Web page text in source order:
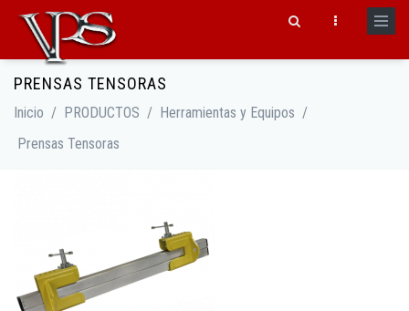
Pasar al contenido principal
Formulario de búsqueda
PRENSAS TENSORAS
Inicio / PRODUCTOS / Herramientas y Equipos /
Prensas Tensoras